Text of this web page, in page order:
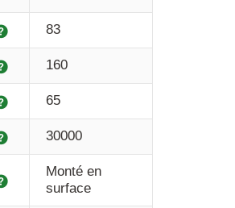
Explication
83
Explication
160
Explication
65
Explication
30000
ExplicationMonté en
surface